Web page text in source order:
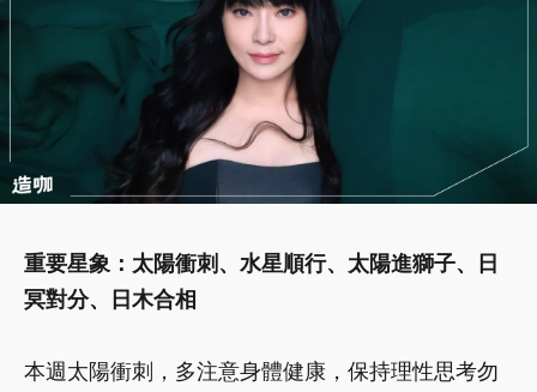
重要星象：太陽衝刺、水星順行、太陽進獅子、日
冥對分、日木合相
本週太陽衝刺，多注意身體健康，保持理性思考勿